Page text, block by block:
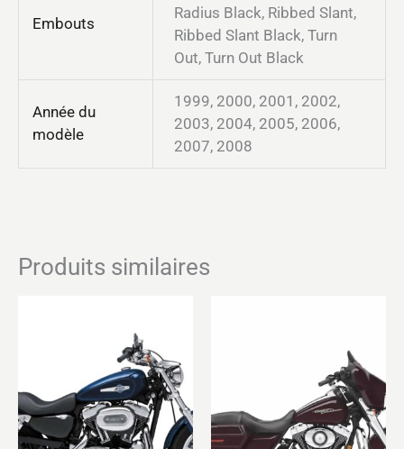
Embouts
Radius Black, Ribbed Slant,
Ribbed Slant Black, Turn
Out, Turn Out Black
Année du
modèle
1999, 2000, 2001, 2002,
2003, 2004, 2005, 2006,
2007, 2008
Produits similaires